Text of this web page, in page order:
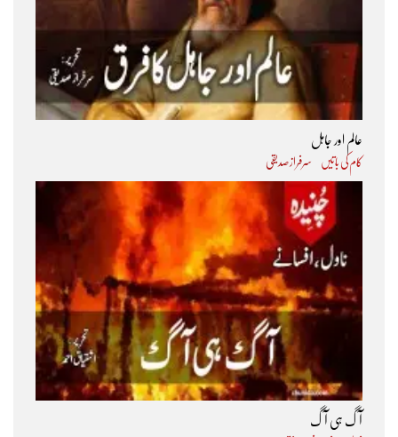
عالم اور جاہل
کام کی باتیں سرفراز صدیقی
آگ ہی آگ